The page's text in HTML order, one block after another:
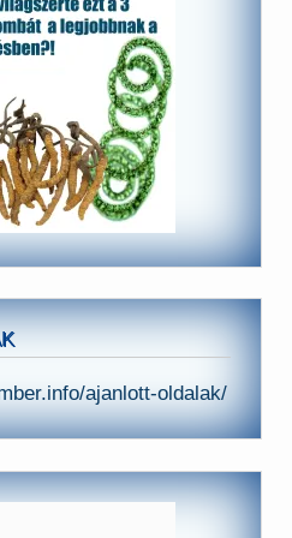
ajanlott-oldalak/